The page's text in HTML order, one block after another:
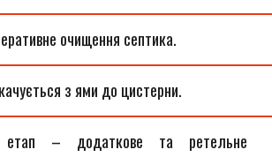
очищення септика.
з ями до цистерни.
етап – додаткове та ретельне